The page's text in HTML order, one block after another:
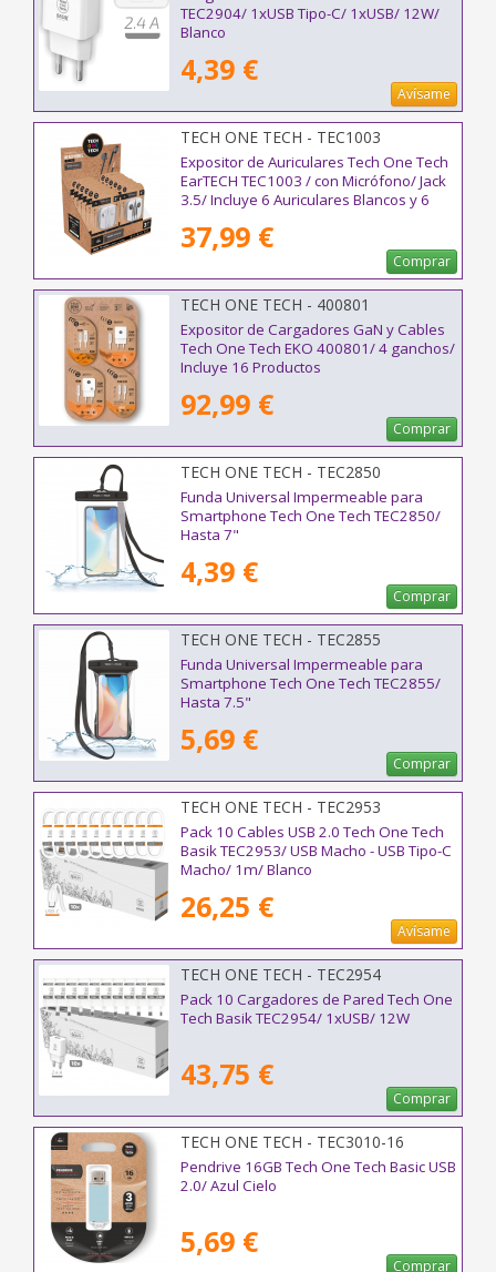
TEC2904/ 1xUSB Tipo-C/ 1xUSB/ 12W/
Blanco
4,39 €
Avísame
TECH ONE TECH - TEC1003
Expositor de Auriculares Tech One Tech
EarTECH TEC1003 / con Micrófono/ Jack
3.5/ Incluye 6 Auriculares Blancos y 6
37,99 €
Comprar
TECH ONE TECH - 400801
Expositor de Cargadores GaN y Cables
Tech One Tech EKO 400801/ 4 ganchos/
Incluye 16 Productos
92,99 €
Comprar
TECH ONE TECH - TEC2850
Funda Universal Impermeable para
Smartphone Tech One Tech TEC2850/
Hasta 7"
4,39 €
Comprar
TECH ONE TECH - TEC2855
Funda Universal Impermeable para
Smartphone Tech One Tech TEC2855/
Hasta 7.5"
5,69 €
Comprar
TECH ONE TECH - TEC2953
Pack 10 Cables USB 2.0 Tech One Tech
Basik TEC2953/ USB Macho - USB Tipo-C
Macho/ 1m/ Blanco
26,25 €
Avísame
TECH ONE TECH - TEC2954
Pack 10 Cargadores de Pared Tech One
Tech Basik TEC2954/ 1xUSB/ 12W
43,75 €
Comprar
TECH ONE TECH - TEC3010-16
Pendrive 16GB Tech One Tech Basic USB
2.0/ Azul Cielo
5,69 €
Comprar